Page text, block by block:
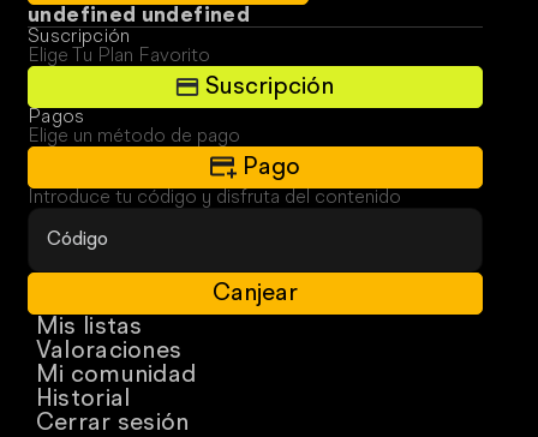
undefined undefined
Suscripción
Elige Tu Plan Favorito
Suscripción
Pagos
Elige un método de pago
Pago
Introduce tu código y disfruta del contenido
Canjear
Mis listas
Valoraciones
Mi comunidad
Historial
Cerrar sesión